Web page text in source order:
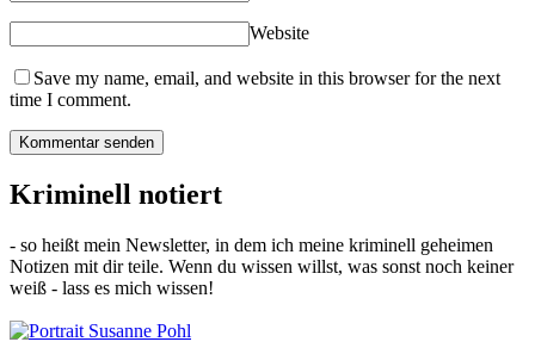
Website
Save my name, email, and website in this browser for the next
time I comment.
Kriminell notiert
- so heißt mein Newsletter, in dem ich meine kriminell geheimen
Notizen mit dir teile. Wenn du wissen willst, was sonst noch keiner
weiß - lass es mich wissen!